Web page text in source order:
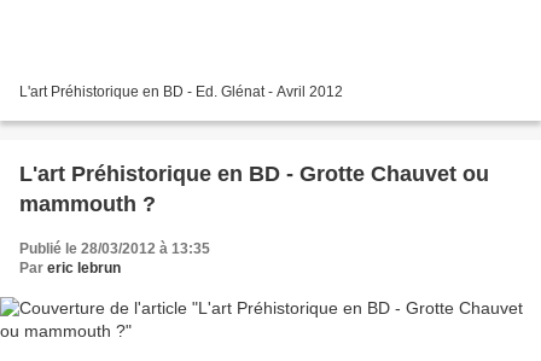
L'art Préhistorique en BD - Ed. Glénat - Avril 2012
L'art Préhistorique en BD - Grotte Chauvet ou
mammouth ?
Publié le 28/03/2012 à 13:35
Par eric lebrun